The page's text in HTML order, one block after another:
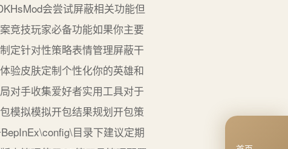
会尝试屏蔽相关功能但
竞技玩家必备功能如果你主要
定针对性策略表情管理屏蔽干
验皮肤定制个性化你的英雄和
对手收集爱好者实用工具对于
模拟模拟开包结果规划开包策
目录下建议定期